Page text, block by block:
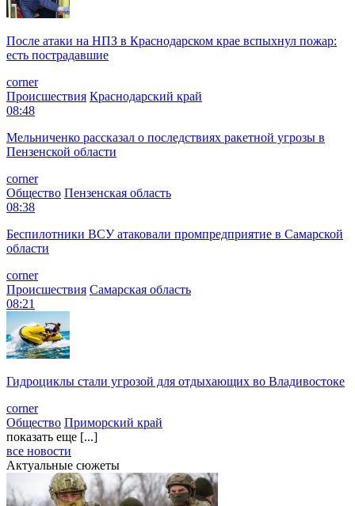
После атаки на НПЗ в Краснодарском крае вспыхнул пожар:
есть пострадавшие
corner
Происшествия Краснодарский край
08:48
Мельниченко рассказал о последствиях ракетной угрозы в
Пензенской области
corner
Общество Пензенская область
08:38
Беспилотники ВСУ атаковали промпредприятие в Самарской
области
corner
Происшествия Самарская область
08:21
Гидроциклы стали угрозой для отдыхающих во Владивостоке
corner
Общество Приморский край
показать еще [...]
все новости
Актуальные сюжеты